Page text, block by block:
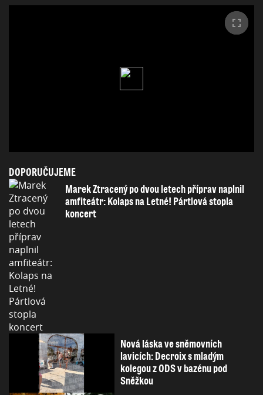
DOPORUČUJEME
Marek Ztracený po dvou letech příprav naplnil
amfiteátr: Kolaps na Letné! Pártlová stopla
koncert
Nová láska ve sněmovních
lavicích: Decroix s mladým
kolegou z ODS v bazénu pod
Sněžkou